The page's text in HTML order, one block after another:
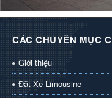
CÁC CHUYÊN MỤC
Giới thiệu
Đặt Xe Limousine